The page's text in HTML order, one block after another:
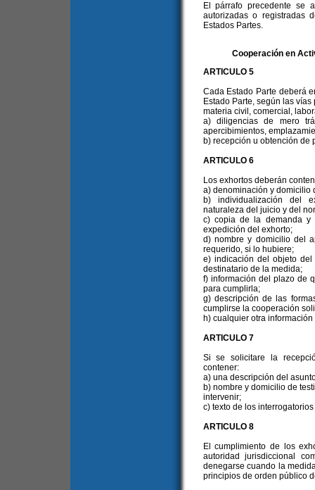
El párrafo precedente se
autorizadas o registradas
Estados Partes.
Cooperación en
ARTICULO 5
Cada Estado Parte deberá
Estado Parte, según las
materia civil, comercial,
a) diligencias de mero
apercibimientos,
b) recepción u obtención de
ARTICULO 6
Los exhortos deberán
a) denominación y domicilio
b) individualización del
naturaleza del juicio y del
c) copia de la demanda y
expedición del exhorto;
d) nombre y domicilio del
requerido, si lo hubiere;
e) indicación del objeto
destinatario de la medida;
f) información del plazo de
para cumplirla;
g) descripción de las
cumplirse la cooperación
h) cualquier otra
ARTICULO 7
Si se solicitare la
contener:
a) una descripción del
b) nombre y domicilio de
intervenir;
c) texto de los
ARTICULO 8
El cumplimiento de los
autoridad jurisdiccional
denegarse cuando la
principios de orden público